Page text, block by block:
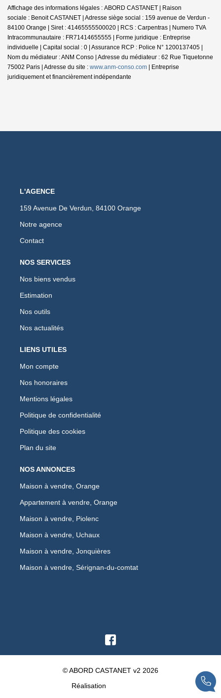
Affichage des informations légales : ABORD CASTANET | Raison
sociale : Benoit CASTANET | Adresse siège social : 159 avenue de Verdun -
84100 Orange | Siret : 41465555500020 | RCS : Carpentras | Numero TVA
Intracommunautaire : FR71414655555 | Forme juridique : Entreprise
individuelle | Capital social : 0 | Assurance RCP : Police N° 1200137405 |
Nom du médiateur : ANM Conso | Adresse du médiateur : 62 Rue Tiquetonne
75002 Paris | Adresse du site : www.anm-conso.com
Entreprise
juridiquement et financièrement indépendante
L'AGENCE
159 Avenue De Verdun, 84100 Orange
Notre agence
Contact
NOS SERVICES
Nos biens vendus
Estimation
Nos outils
Nos actualités
LIENS UTILES
Mon compte
Nos honoraires
Mentions légales
Politique de confidentialité
Politique des cookies
Plan du site
NOS ANNONCES
Maison à vendre, Orange
Appartement à vendre, Orange
Maison à vendre, Piolenc
Maison à vendre, Uchaux
Maison à vendre, Jonquières
Maison à vendre, Sérignan-du-comtat
© ABORD CASTANET v2 2026
Réalisation